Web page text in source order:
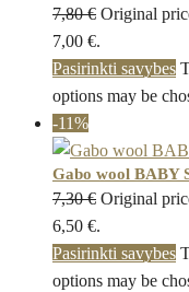
7,80€ Original
7,00 €.
Pasirinkti savybes
options may be
-11%
Gabo wool BABY
7,30€ Original
6,50 €.
Pasirinkti savybes
options may be